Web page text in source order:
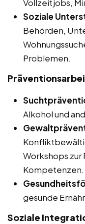
Vollzeitjobs,
Soziale
Behörden,
Problemen.
Alkohol und
Workshops zur
Kompetenzen.
gesunde
Soziale